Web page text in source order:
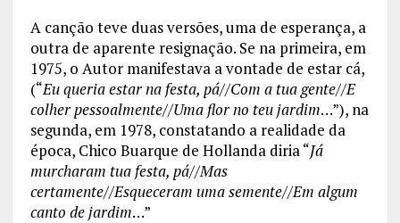
A canção teve duas versões, uma de esperança, a
outra de aparente resignação. Se na primeira, em
1975, o Autor manifestava a vontade de estar cá,
(“Eu queria estar na festa, pá//Com a tua gente//E
colher pessoalmente//Uma flor no teu jardim…”), na
segunda, em 1978, constatando a realidade da
época, Chico Buarque de Hollanda diria “Já
murcharam tua festa, pá//Mas
certamente//Esqueceram uma semente//Em algum
canto de jardim…”